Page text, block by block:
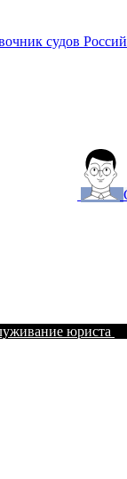
судов
юриста